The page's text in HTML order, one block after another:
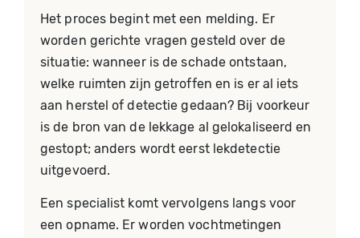
Het proces begint met een melding. Er
worden gerichte vragen gesteld over de
situatie: wanneer is de schade ontstaan,
welke ruimten zijn getroffen en is er al iets
aan herstel of detectie gedaan? Bij voorkeur
is de bron van de lekkage al gelokaliseerd en
gestopt; anders wordt eerst lekdetectie
uitgevoerd.
Een specialist komt vervolgens langs voor
een opname. Er worden vochtmetingen